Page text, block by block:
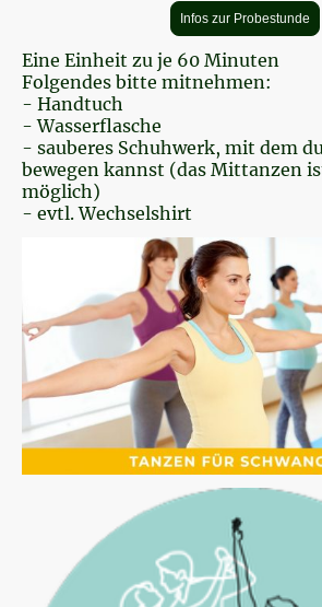
Infos zur Probestunde
Eine Einheit zu je 60 Minuten
Folgendes bitte mitnehmen:
- Handtuch
- Wasserflasche
- sauberes Schuhwerk, mit dem
bewegen kannst (das Mittanzen
möglich)
- evtl. Wechselshirt